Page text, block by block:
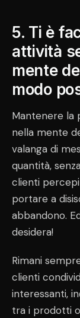
5. Ti è
attività
mente
modo
Mantenere la
nella mente
valanga di
quantità,
clienti
portare a
abbandono.
desidera!
Rimani
clienti
interessanti,
tra i prodotti